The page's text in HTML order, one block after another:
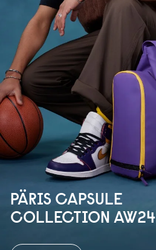
PÄRIS CAPSULE
COLLECTION AW24